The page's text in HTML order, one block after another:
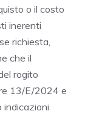
o il costo
inerenti
richiesta,
che il
rogito
13/E/2024 e
indicazioni